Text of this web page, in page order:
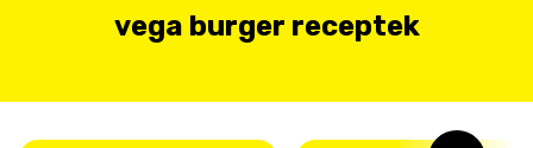
vega burger receptek